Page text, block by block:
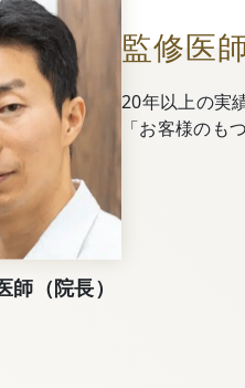
監修医
20年以上の実
「お客様のも
（院長）